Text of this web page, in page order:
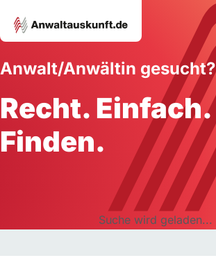
Anwalt/Anwältin gesucht?
Recht. Einfach.
Finden.
Suche wird geladen...